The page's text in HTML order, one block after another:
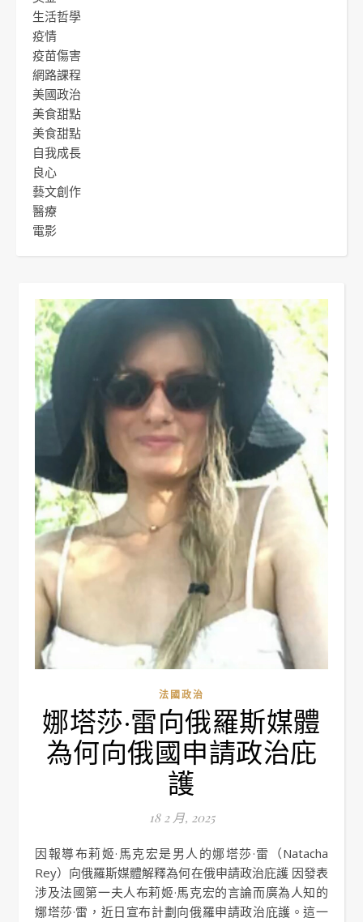
生活哲學
疫情
疫苗傷害
網路課程
美國政治
美食甜點
美食甜點
自我成長
良心
藝文創作
醫療
電影
法國政治
娜塔莎·雷向俄羅斯媒體
為何向俄國申請政治庇
護
18 2 月, 2025
因報導布莉姬·馬克宏是男人的娜塔莎·雷（Natacha
Rey）向俄羅斯媒體解釋為何在俄申請政治庇護 因發表
涉及法國第一夫人布莉姬·馬克宏的言論而廣為人知的
娜塔莎·雷，近日宣布計劃向俄羅申請政治庇護。這一